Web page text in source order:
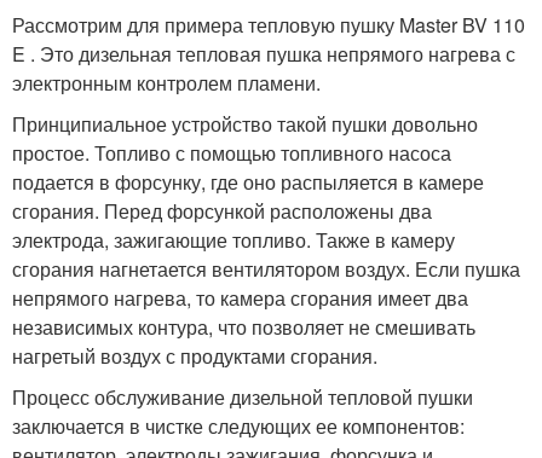
Рассмотрим для примера тепловую пушку Master BV 110
E . Это дизельная тепловая пушка непрямого нагрева с
электронным контролем пламени.
Принципиальное устройство такой пушки довольно
простое. Топливо с помощью топливного насоса
подается в форсунку, где оно распыляется в камере
сгорания. Перед форсункой расположены два
электрода, зажигающие топливо. Также в камеру
сгорания нагнетается вентилятором воздух. Если пушка
непрямого нагрева, то камера сгорания имеет два
независимых контура, что позволяет не смешивать
нагретый воздух с продуктами сгорания.
Процесс обслуживание дизельной тепловой пушки
заключается в чистке следующих ее компонентов: